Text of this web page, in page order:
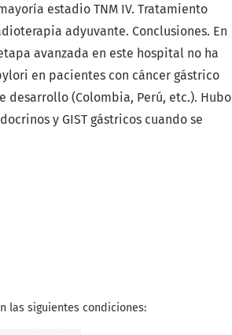
estadio TNM IV. Tratamiento
adyuvante. Conclusiones. En
avanzada en este hospital no ha
en pacientes con cáncer gástrico
desarrollo (Colombia, Perú, etc.). Hubo
y GIST gástricos cuando se
las siguientes condiciones: